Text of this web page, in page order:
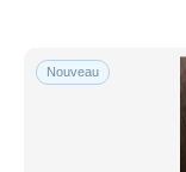
Monde entier
Nouveau